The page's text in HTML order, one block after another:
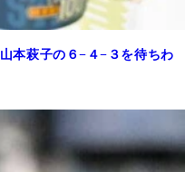
本萩子の６−４−３を待ちわ